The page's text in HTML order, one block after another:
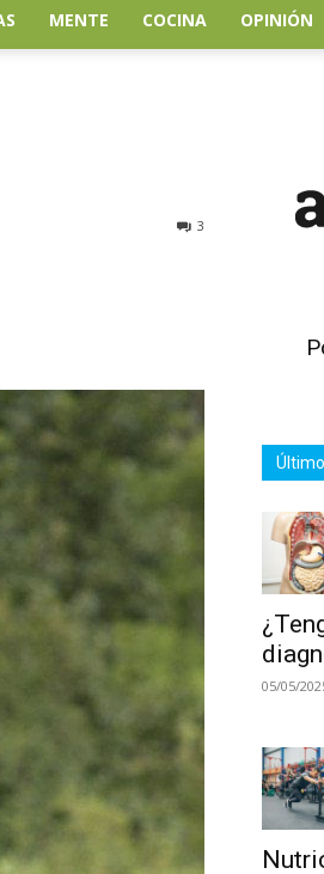
MENTE COCINA OPINIÓN
3
05/05/